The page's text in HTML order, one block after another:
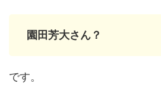
園田芳大さん？
です。